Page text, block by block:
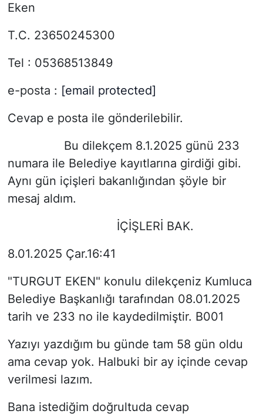
Eken
T.C. 23650245300
Tel : 05368513849
e-posta : [email protected]
Cevap e posta ile gönderilebilir.
Bu dilekçem 8.1.2025 günü 233
numara ile Belediye kayıtlarına girdiği gibi.
Aynı gün içişleri bakanlığından şöyle bir
mesaj aldım.
İÇİŞLERİ BAK.
8.01.2025 Çar.16:41
"TURGUT EKEN" konulu dilekçeniz Kumluca
Belediye Başkanlığı tarafından 08.01.2025
tarih ve 233 no ile kaydedilmiştir. B001
Yazıyı yazdığım bu günde tam 58 gün oldu
ama cevap yok. Halbuki bir ay içinde cevap
verilmesi lazım.
Bana istediğim doğrultuda cevap